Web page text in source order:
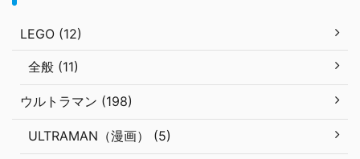
LEGO (12)
全般 (11)
ウルトラマン (198)
ULTRAMAN（漫画） (5)